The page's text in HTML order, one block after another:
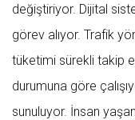
değiştiriyor. Dijital
görev alıyor. Trafik
tüketimi sürekli takip
durumuna göre
sunuluyor. İnsan